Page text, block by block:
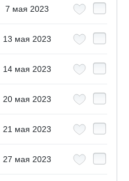
7 мая 2023
13 мая 2023
14 мая 2023
20 мая 2023
21 мая 2023
27 мая 2023